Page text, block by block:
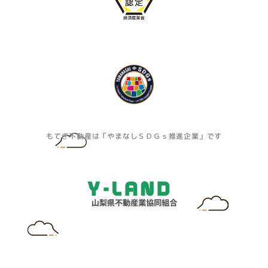
もてぎ不動産は「やまなしＳＤＧｓ推進企業」です